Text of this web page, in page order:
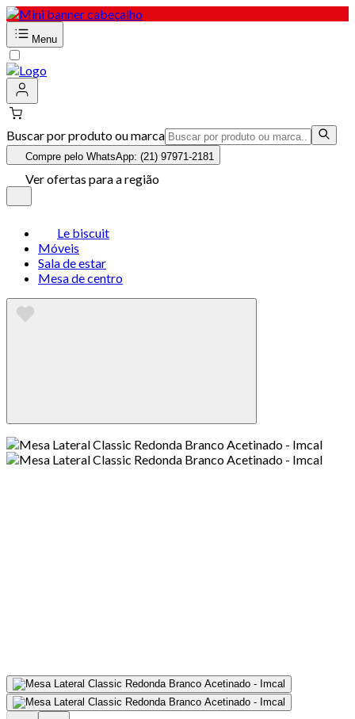
Menu
Buscar por produto ou marca
Compre pelo WhatsApp: (21) 97971-2181
Ver ofertas para a região
Le biscuit
Móveis
Sala de estar
Mesa de centro